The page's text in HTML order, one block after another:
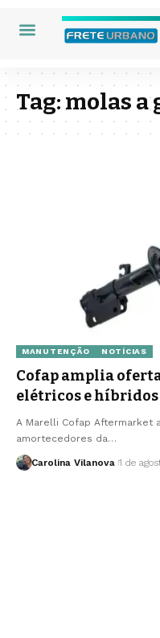
Tag:molas a
MANUTENÇÃO NOTÍCIAS
Cofap amplia
elétricos e híbridos
A Marelli Cofap Aftermarket
amortecedores da…
Carolina Vilanova 1 de